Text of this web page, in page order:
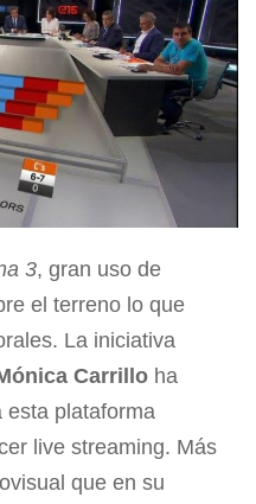
3, gran uso de
el terreno lo que
La iniciativa
Carrillo ha
esta plataforma
live streaming. Más
que en su